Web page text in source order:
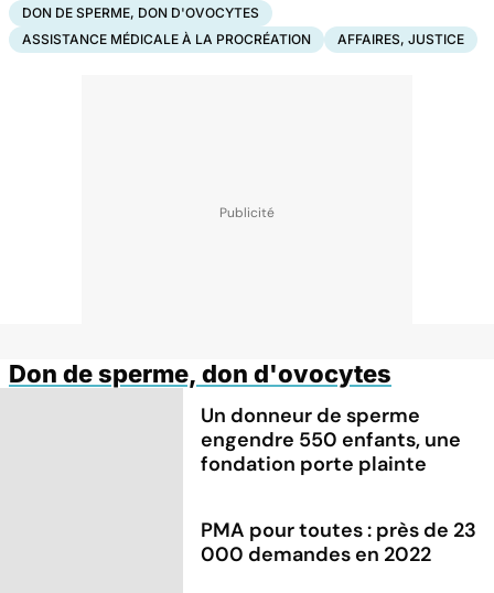
DON DE SPERME, DON D'OVOCYTES
ASSISTANCE MÉDICALE À LA PROCRÉATION
AFFAIRES, JUSTICE
Don de sperme, don d'ovocytes
Un donneur de sperme
engendre 550 enfants, une
fondation porte plainte
PMA pour toutes : près de 23
000 demandes en 2022